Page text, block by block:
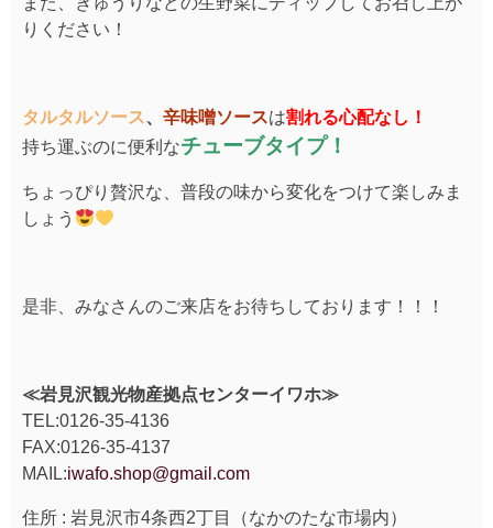
りください！
タルタルソース、 辛味噌ソースは割れる心配なし！
持ち運ぶのに便利なチューブタイプ！
ちょっぴり贅沢な、普段の味から変化をつけて楽しみま
しょう
是非、みなさんのご来店をお待ちしております！！！
≪岩見沢観光物産拠点センターイワホ≫
TEL:0126-35-4136
FAX:0126-35-4137
MAIL:iwafo.shop@gmail.com
住所 : 岩見沢市4条西2丁目（なかのたな市場内）